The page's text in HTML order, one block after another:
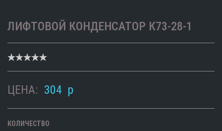
ЛИФТОВОЙ КОНДЕНСАТОР К73-28-1
ЦЕНА: 304 p
КОЛИЧЕСТВО